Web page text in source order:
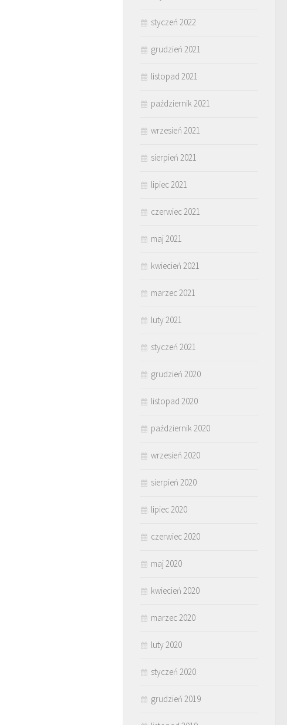
styczeń 2022
grudzień 2021
listopad 2021
październik 2021
wrzesień 2021
sierpień 2021
lipiec 2021
czerwiec 2021
maj 2021
kwiecień 2021
marzec 2021
luty 2021
styczeń 2021
grudzień 2020
listopad 2020
październik 2020
wrzesień 2020
sierpień 2020
lipiec 2020
czerwiec 2020
maj 2020
kwiecień 2020
marzec 2020
luty 2020
styczeń 2020
grudzień 2019